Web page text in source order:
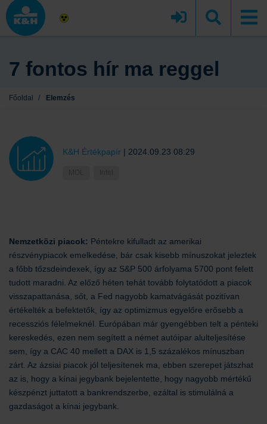
7 fontos hír ma reggel
Főoldal / Elemzés
K&H Értékpapír | 2024.09.23 08:29
Nemzetközi piacok: Péntekre kifulladt az amerikai
részvénypiacok emelkedése, bár csak kisebb mínuszokat jeleztek
a főbb tőzsdeindexek, így az S&P 500 árfolyama 5700 pont felett
tudott maradni. Az előző héten tehát tovább folytatódott a piacok
visszapattanása, sőt, a Fed nagyobb kamatvágását pozitívan
értékelték a befektetők, így az optimizmus egyelőre erősebb a
recessziós félelmeknél. Európában már gyengébben telt a pénteki
kereskedés, ezen nem segített a német autóipar alulteljesítése
sem, így a CAC 40 mellett a DAX is 1,5 százalékos mínuszban
zárt. Az ázsiai piacok jól teljesítenek ma, ebben szerepet játszhat
az is, hogy a kínai jegybank bejelentette, hogy nagyobb mértékű
készpénzt juttatott a bankrendszerbe, ezáltal is stimulálná a
gazdaságot a kínai jegybank.